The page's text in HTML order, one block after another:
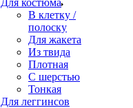
Для костюма
В клетку /
полоску
Для жакета
Из твида
Плотная
С шерстью
Тонкая
Для леггинсов